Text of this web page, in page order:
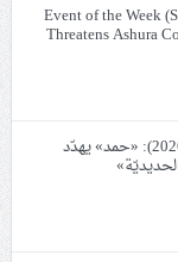
Event of the Week
Threatens Ashura
حدث الأسبوع (السبت – 20 يونيو 2026): «حمد» يهدّد